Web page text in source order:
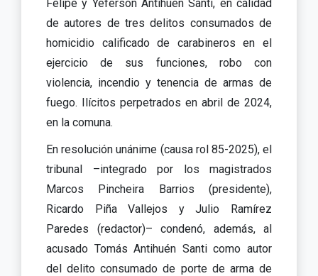
Felipe y Yeferson Antihuén Santi, en calidad
de autores de tres delitos consumados de
homicidio calificado de carabineros en el
ejercicio de sus funciones, robo con
violencia, incendio y tenencia de armas de
fuego. Ilícitos perpetrados en abril de 2024,
en la comuna.
En resolución unánime (causa rol 85-2025), el
tribunal –integrado por los magistrados
Marcos Pincheira Barrios (presidente),
Ricardo Piña Vallejos y Julio Ramírez
Paredes (redactor)– condenó, además, al
acusado Tomás Antihuén Santi como autor
del delito consumado de porte de arma de